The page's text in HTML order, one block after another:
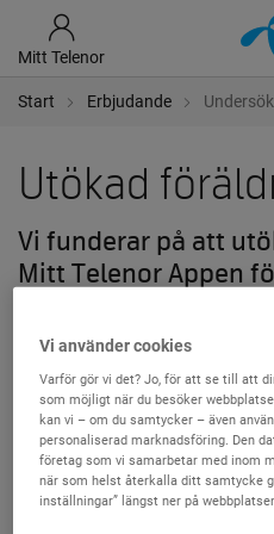
Mitt Telenor
Start Erbjudande
Utökad
Vi funderar på att
Mitt Telenor Appen
trygg miljö barnen
Genom att delta i denna
påverka huruvida vi kommer
inte.
Vi använder cookies
Varför gör vi det? Jo, för att se till att
som möjligt när du besöker
kan vi – om du samtycker – även
personaliserad marknadsföring. Den
företag som vi samarbetar med inom
när som helst återkalla ditt samtycke
inställningar” längst ner på